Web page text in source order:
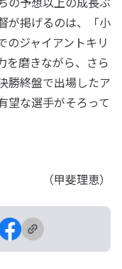
が掲げるのは、「小
のジャイアントキリ
を磨きながら、さら
勝終盤で出場したア
望な選手がそろって
（甲斐理恵）